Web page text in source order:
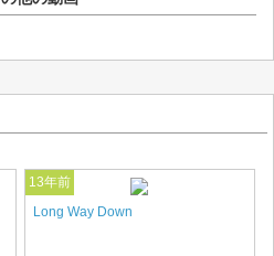
13年前
Long Way Down